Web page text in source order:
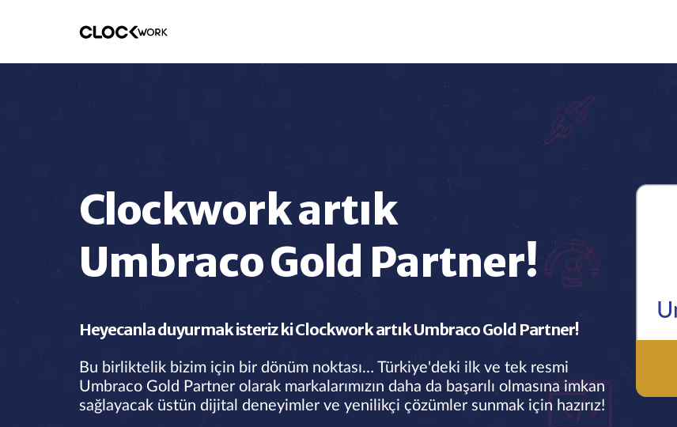
Clockwork artık
Umbraco Gold Partner!
Heyecanla duyurmak isteriz ki Clockwork artık Umbraco Gold Partner!
Bu birliktelik bizim için bir dönüm noktası… Türkiye'deki ilk ve tek resmi
Umbraco Gold Partner olarak markalarımızın daha da başarılı olmasına imkan
sağlayacak üstün dijital deneyimler ve yenilikçi çözümler sunmak için hazırız!